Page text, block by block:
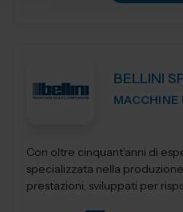
BELLINI
MACCHINE
Con oltre cinquant’anni di
specializzata nella
prestazioni, sviluppati per